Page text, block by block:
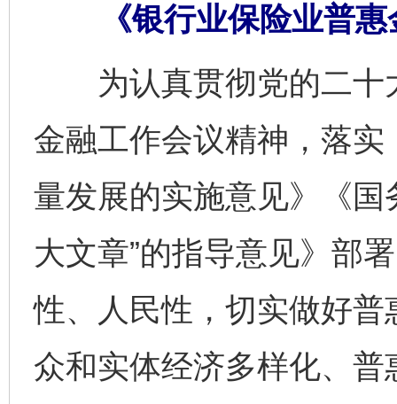
《银行业保险业普
为认真贯彻党的二十
金融工作会议精神，落
量发展的实施意见》《国
大文章”的指导意见》部
性、人民性，切实做好
众和实体经济多样化、